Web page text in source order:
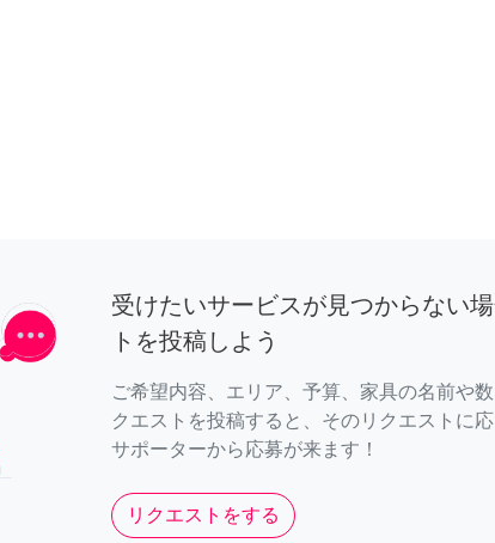
受けたいサービスが見つからない
トを投稿しよう
ご希望内容、エリア、予算、家具の名前や
クエストを投稿すると、そのリクエストに
サポーターから応募が来ます！
リクエストをする